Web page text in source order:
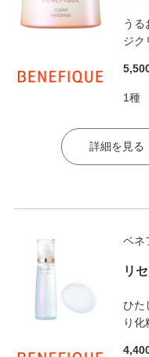
うる
ジク
1種
詳細を見る
ベネ
リ
ひた
り化